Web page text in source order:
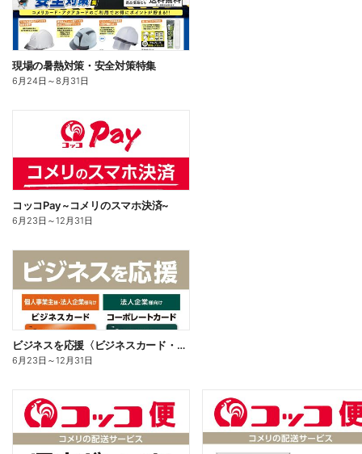
現場の暑熱対策・安全対策特集
6月24日 ～8月31日
コッコPay ~コメリのスマホ決済~
6月23日 ～12月31日
ビジネスを応援〈ビジネスカード・コーポレートカード〉
6月23日 ～12月31日